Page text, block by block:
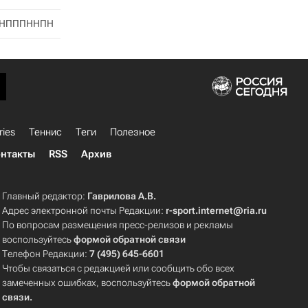
Теннис Теги
Полезное
RSS Архив
Главный редактор: Гаврилова А.В.
Адрес электронной почты Редакции: r-sport.internet@ria.ru
По вопросам размещения пресс-релизов и рекламы
воспользуйтесьформой обратной связи
Телефон Редакции:7 (495) 645-6601
Чтобы связаться с редакцией или сообщить обо всех
замеченных ошибках, воспользуйтесьформой обратной
связи.